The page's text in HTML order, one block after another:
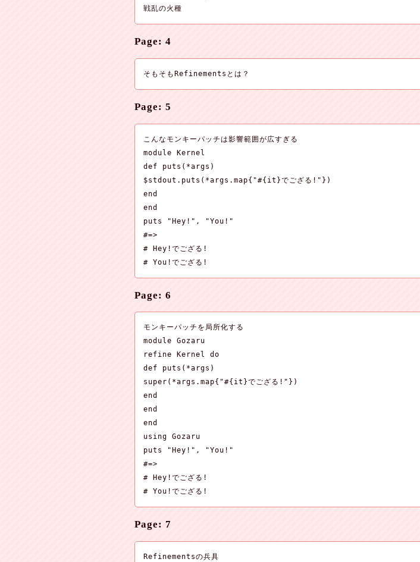
戦乱の火種
Page: 4
そもそもRefinementsとは？
Page: 5
こんなモンキーパッチは影響範囲が広すぎる
module Kernel
def puts(*args)
$stdout.puts(*args.map{"#{it}でござる!"})
end
end
puts "Hey!", "You!"
#=>
# Hey!でござる!
# You!でござる!
Page: 6
モンキーパッチを局所化する
module Gozaru
refine Kernel do
def puts(*args)
super(*args.map{"#{it}でござる!"})
end
end
end
using Gozaru
puts "Hey!", "You!"
#=>
# Hey!でござる!
# You!でござる!
Page: 7
Refinementsの兵具